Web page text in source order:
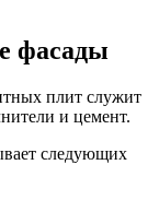
фасады
плит служит
и цемент.
следующих